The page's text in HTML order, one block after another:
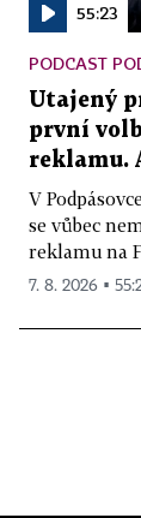
55:23
PODCAST
Utajený
první
reklamu.
V
se vůbec
reklamu na
7. 8. 2026 ▪